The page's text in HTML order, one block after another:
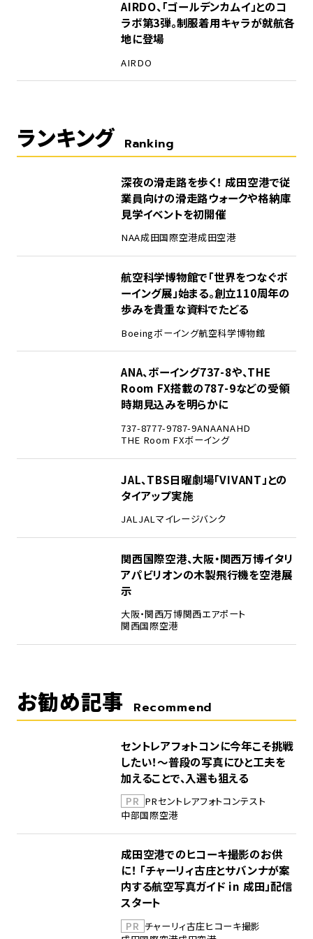
AIRDO、「ゴールデンカムイ」とのコ
ラボ第3弾。制服着用キャラが就航各
地に登場
AIRDO
ランキング Ranking
深夜の滑走路を歩く！ 成田空港で従
業員向けの滑走路ウォークや格納庫
見学イベントを初開催
NAA成田国際空港成田空港
航空科学博物館で「世界をつなぐボ
ーイング展」始まる。創立110周年の
歩みを貴重な資料でたどる
Boeingボーイング航空科学博物館
ANA、ボーイング737-8や、THE
Room FX搭載の787-9などの受領
時期見込みを明らかに
737-8777-9787-9ANAANAHD
THE Room FXボーイング
JAL、TBS日曜劇場「VIVANT」との
タイアップ実施
JALJALマイレージバンク
関西国際空港、大阪・関西万博イタリ
アパビリオンの木製飛行機を空港展
示
大阪・関西万博関西エアポート
関西国際空港
お勧め記事 Recommend
セントレアフォトコンに今年こそ挑戦
したい！～普段の写真にひと工夫を
加えることで、入選も狙える
PR PRセントレアフォトコンテスト
中部国際空港
成田空港でのヒコーキ撮影のお供
に！ 「チャーリィ古庄とサバンナが案
内する航空写真ガイド in 成田」配信
スタート
PR チャーリィ古庄ヒコーキ撮影